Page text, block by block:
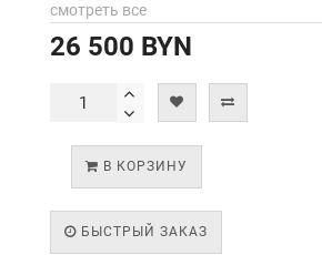
смотреть все
26 500 BYN
В КОРЗИНУ
БЫСТРЫЙ ЗАКАЗ